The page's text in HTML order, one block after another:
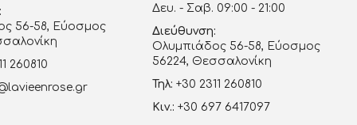
56-58, Εύοσμος
260810
Δευ. - Σαβ. 09:00 - 21:00
Διεύθυνση:
Ολυμπιάδος 56-58, Εύοσμος
56224, Θεσσαλονίκη
Τηλ: +30 2311 260810
Κιν.: +30 697 6417097